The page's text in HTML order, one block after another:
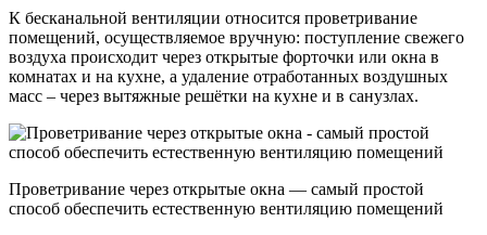
К бесканальной вентиляции относится проветривание
помещений, осуществляемое вручную: поступление свежего
воздуха происходит через открытые форточки или окна в
комнатах и на кухне, а удаление отработанных воздушных
масс – через вытяжные решётки на кухне и в санузлах.
Проветривание через открытые окна — самый простой
способ обеспечить естественную вентиляцию помещений